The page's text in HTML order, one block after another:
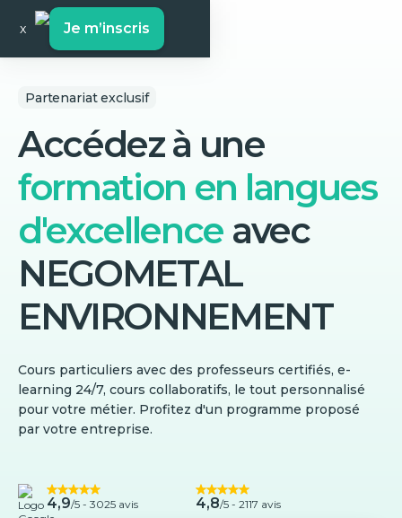
x Je m’inscris
Partenariat exclusif
Accédez à une
formation en langues
d'excellence avec
NEGOMETAL
ENVIRONNEMENT
Cours particuliers avec des professeurs certifiés, e-
learning 24/7, cours collaboratifs, le tout personnalisé
pour votre métier. Profitez d'un programme proposé
par votre entreprise.
4,9/5 - 3025 avis 4,8/5 - 2117 avis